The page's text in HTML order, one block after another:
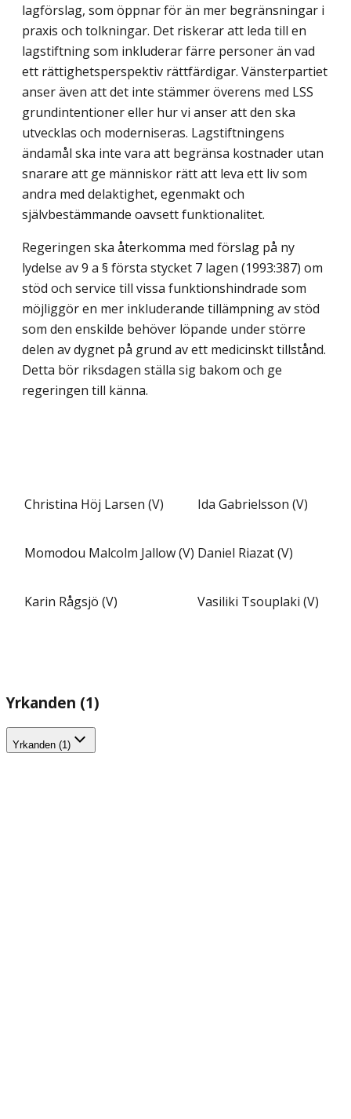
lagförslag, som öppnar för än mer begränsningar i
praxis och tolkningar. Det riskerar att leda till en
lagstiftning som inkluderar färre personer än vad
ett rättighetsperspektiv rättfärdigar. Vänsterpartiet
anser även att det inte stämmer överens med LSS
grundintentioner eller hur vi anser att den ska
utvecklas och moderniseras. Lagstiftningens
ändamål ska inte vara att begränsa kostnader utan
snarare att ge människor rätt att leva ett liv som
andra med delaktighet, egenmakt och
självbestämmande oavsett funktionalitet.
Regeringen ska återkomma med förslag på ny
lydelse av 9 a § första stycket 7 lagen (1993:387) om
stöd och service till vissa funktionshindrade som
möjliggör en mer inklu­derande tillämpning av stöd
som den enskilde behöver löpande under större
delen av dygnet på grund av ett medicinskt tillstånd.
Detta bör riksdagen ställa sig bakom och ge
regeringen till känna.
Christina Höj Larsen (V) Ida Gabrielsson (V)
Momodou Malcolm Jallow (V) Daniel Riazat (V)
Karin Rågsjö (V) Vasiliki Tsouplaki (V)
Yrkanden (1)
Yrkanden (1)